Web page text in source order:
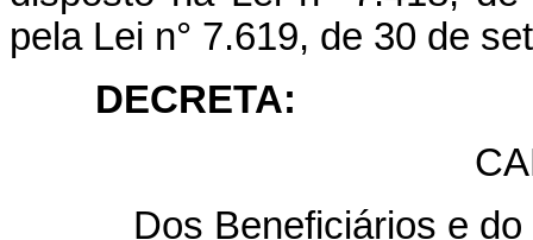
pela Lei n° 7.619, de 30 de
DECRETA:
Dos Beneficiários e